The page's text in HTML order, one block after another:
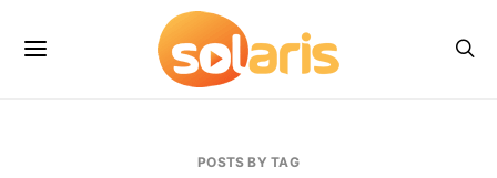
POSTS BY TAG